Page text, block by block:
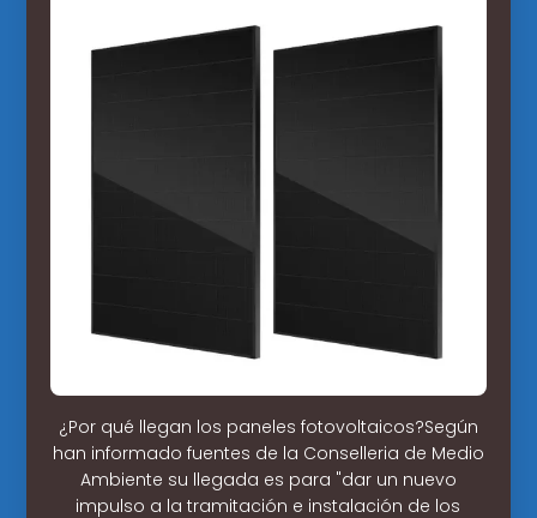
¿Por qué llegan los paneles fotovoltaicos?Según
han informado fuentes de la Conselleria de Medio
Ambiente su llegada es para "dar un nuevo
impulso a la tramitación e instalación de los